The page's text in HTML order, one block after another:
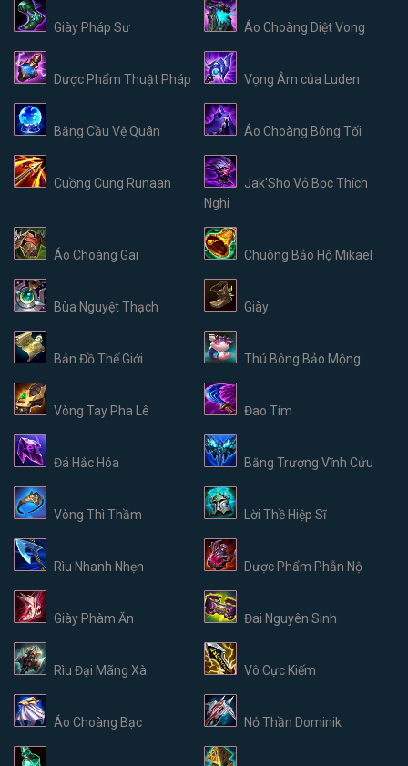
Giày Pháp Sư Áo Choàng Diệt Vong
Dược Phẩm Thuật Pháp Vọng Âm của Luden
Băng Cầu Vệ Quân Áo Choàng Bóng Tối
Cuồng Cung Runaan
Jak'Sho Vỏ Bọc Thích
Nghi
Áo Choàng Gai Chuông Bảo Hộ Mikael
Bùa Nguyệt Thạch Giày
Bản Đồ Thế Giới Thú Bông Bảo Mộng
Vòng Tay Pha Lê Đao Tím
Đá Hắc Hóa Băng Trượng Vĩnh Cửu
Vòng Thì Thầm Lời Thề Hiệp Sĩ
Rìu Nhanh Nhẹn Dược Phẩm Phẫn Nộ
Giày Phàm Ăn Đai Nguyên Sinh
Rìu Đại Mãng Xà Vô Cực Kiếm
Áo Choàng Bạc Nỏ Thần Dominik